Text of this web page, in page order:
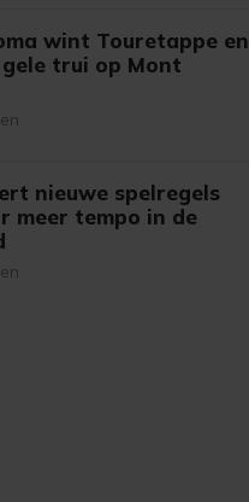
wint Touretappe en
trui op Mont
nieuwe spelregels
meer tempo in de